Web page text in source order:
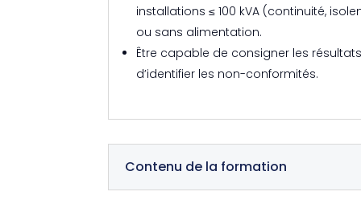
installations ≤ 100 kVA (continuité,
ou sans alimentation.
Être capable de consigner les
d’identifier les non-conformités.
Contenu de la formation